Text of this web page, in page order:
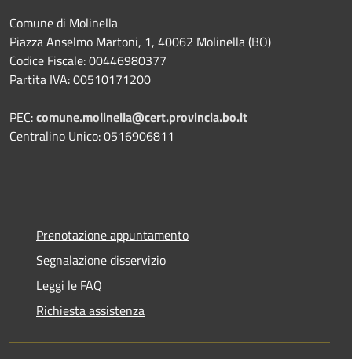
Comune di Molinella
Piazza Anselmo Martoni, 1, 40062 Molinella (BO)
Codice Fiscale: 00446980377
Partita IVA: 00510171200
PEC:comune.molinella@cert.provincia.bo.it
Centralino Unico: 0516906811
Prenotazione appuntamento
Segnalazione disservizio
Leggi le FAQ
Richiesta assistenza